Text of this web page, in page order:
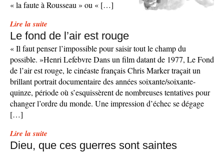
« la faute à Rousseau » ou « […]
Lire la suite
Le fond de l’air est rouge
« Il faut penser l’impossible pour saisir tout le champ du
possible. »Henri Lefebvre Dans un film datant de 1977, Le Fond
de l’air est rouge, le cinéaste français Chris Marker traçait un
brillant portrait documentaire des années soixante/soixante-
quinze, période où s’esquissèrent de nombreuses tentatives pour
changer l’ordre du monde. Une impression d’échec se dégage
[…]
Lire la suite
Dieu, que ces guerres sont saintes